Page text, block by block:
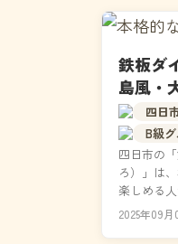
鉄板ダ
島風・
店
四日
B級
四日市の
ろ）」は
楽しめる
使用し、
2025年09月